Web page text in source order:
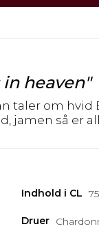
in heaven"
taler om hvid
jamen så er
Indhold i CL 75
Druer